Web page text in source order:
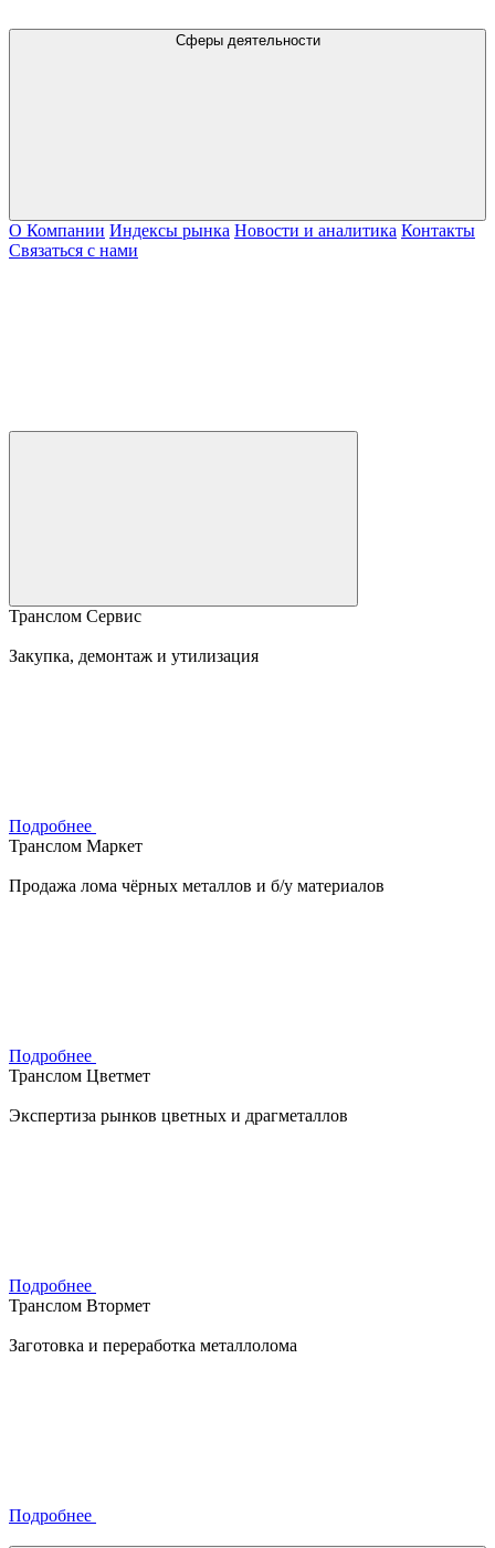
Сферы деятельности
О Компании Индексы рынка Новости и аналитика Контакты
Связаться с нами
Транслом Сервис
Закупка, демонтаж и утилизация
Подробнее
Транслом Маркет
Продажа лома чёрных металлов и б/у материалов
Подробнее
Транслом Цветмет
Экспертиза рынков цветных и драгметаллов
Подробнее
Транслом Втормет
Заготовка и переработка металлолома
Подробнее